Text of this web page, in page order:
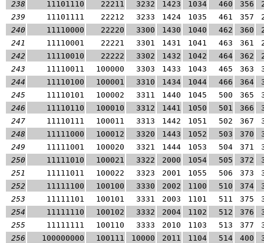
238
11101110 22211 3232 1423 1034 460 356
239
11101111 22212 3233 1424 1035 461 357
240
11110000 22220 3300 1430 1040 462 360
241
11110001 22221 3301 1431 1041 463 361
242
11110010 22222 3302 1432 1042 464 362
243
11110011 100000 3303 1433 1043 465 363
244
11110100 100001 3310 1434 1044 466 364
245
11110101 100002 3311 1440 1045 500 365
246
11110110 100010 3312 1441 1050 501 366
247
11110111 100011 3313 1442 1051 502 367
248
11111000 100012 3320 1443 1052 503 370
249
11111001 100020 3321 1444 1053 504 371
250
11111010 100021 3322 2000 1054 505 372
251
11111011 100022 3323 2001 1055 506 373
252
11111100 100100 3330 2002 1100 510 374
253
11111101 100101 3331 2003 1101 511 375
254
11111110 100102 3332 2004 1102 512 376
255
11111111 100110 3333 2010 1103 513 377
256
100000000 100111 10000 2011 1104 514 400